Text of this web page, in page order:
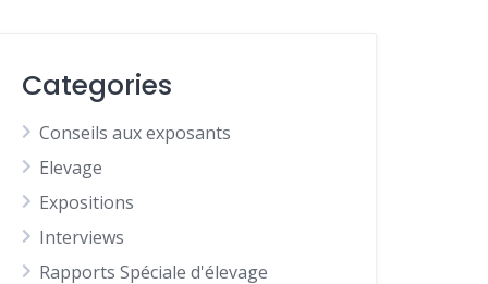
Categories
Conseils aux exposants
Elevage
Expositions
Interviews
Rapports Spéciale d'élevage